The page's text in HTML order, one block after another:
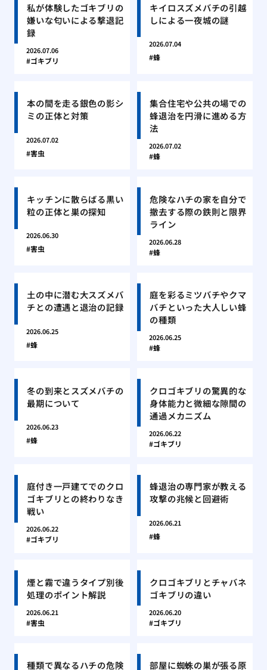
私が体験したゴキブリの
嫌いな匂いによる撃退記
録
2026.07.06
ゴキブリ
キイロスズメバチの引越
しによる一夜城の謎
2026.07.04
蜂
本の間を走る銀色の影シ
ミの正体と対策
2026.07.02
害虫
集合住宅や公共の場での
蜂退治を円滑に進める方
法
2026.07.02
蜂
キッチンに散らばる黒い
粒の正体と巣の探知
2026.06.30
害虫
危険なハチの家を自分で
撤去する際の鉄則と限界
ライン
2026.06.28
蜂
土の中に潜む大スズメバ
チとの遭遇と退治の記録
2026.06.25
蜂
庭を彩るミツバチやクマ
バチといった大人しい蜂
の種類
2026.06.25
蜂
冬の到来とスズメバチの
最期について
2026.06.23
蜂
クロゴキブリの驚異的な
身体能力と微細な隙間の
通過メカニズム
2026.06.22
ゴキブリ
庭付き一戸建てでのクロ
ゴキブリとの終わりなき
戦い
2026.06.22
ゴキブリ
蜂退治の専門家が教える
攻撃の兆候と回避術
2026.06.21
蜂
煙と霧で違うタイプ別後
処理のポイント解説
2026.06.21
害虫
クロゴキブリとチャバネ
ゴキブリの違い
2026.06.20
ゴキブリ
種類で異なるハチの危険 部屋に蜘蛛の巣が張る原